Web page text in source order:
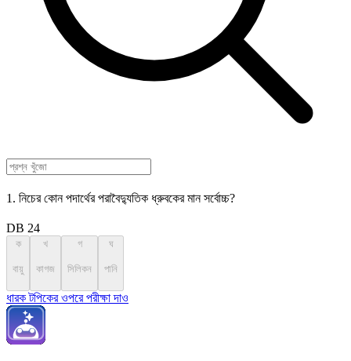
1. নিচের কোন পদার্থের পরাবৈদ্যুতিক ধ্রুবকের মান সর্বোচ্চ?
DB 24
ক
বায়ু
খ
কাগজ
গ
সিলিকন
ঘ
পানি
ধারক টপিকের ওপরে পরীক্ষা দাও